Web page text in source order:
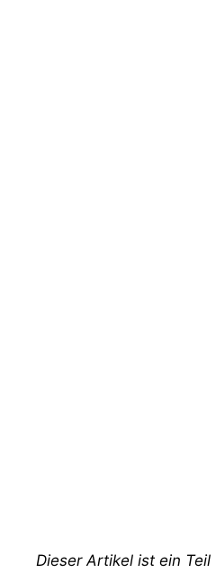
Dieser Artikel ist ein Teil